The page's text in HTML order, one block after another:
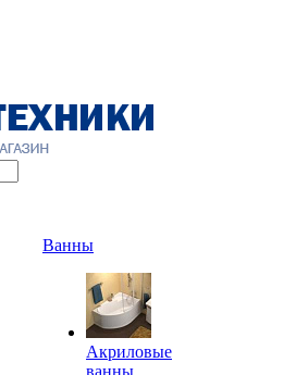
Ванны
Акриловые
ванны